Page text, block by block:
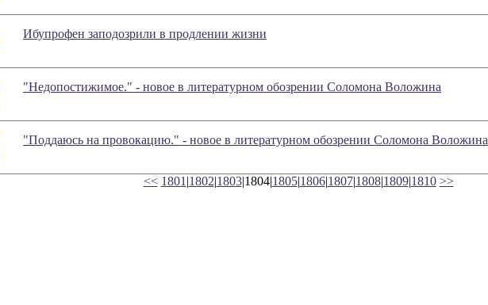
Ибупрофен заподозрили в продлении жизни
"Недопостижимое." - новое в литературном обозрении Соломона Воложина
"Поддаюсь на провокацию." - новое в литературном обозрении Соломона Воложина
<< 1801 |1802|1803|1804|1805|1806|1807|1808|1809|1810 >>